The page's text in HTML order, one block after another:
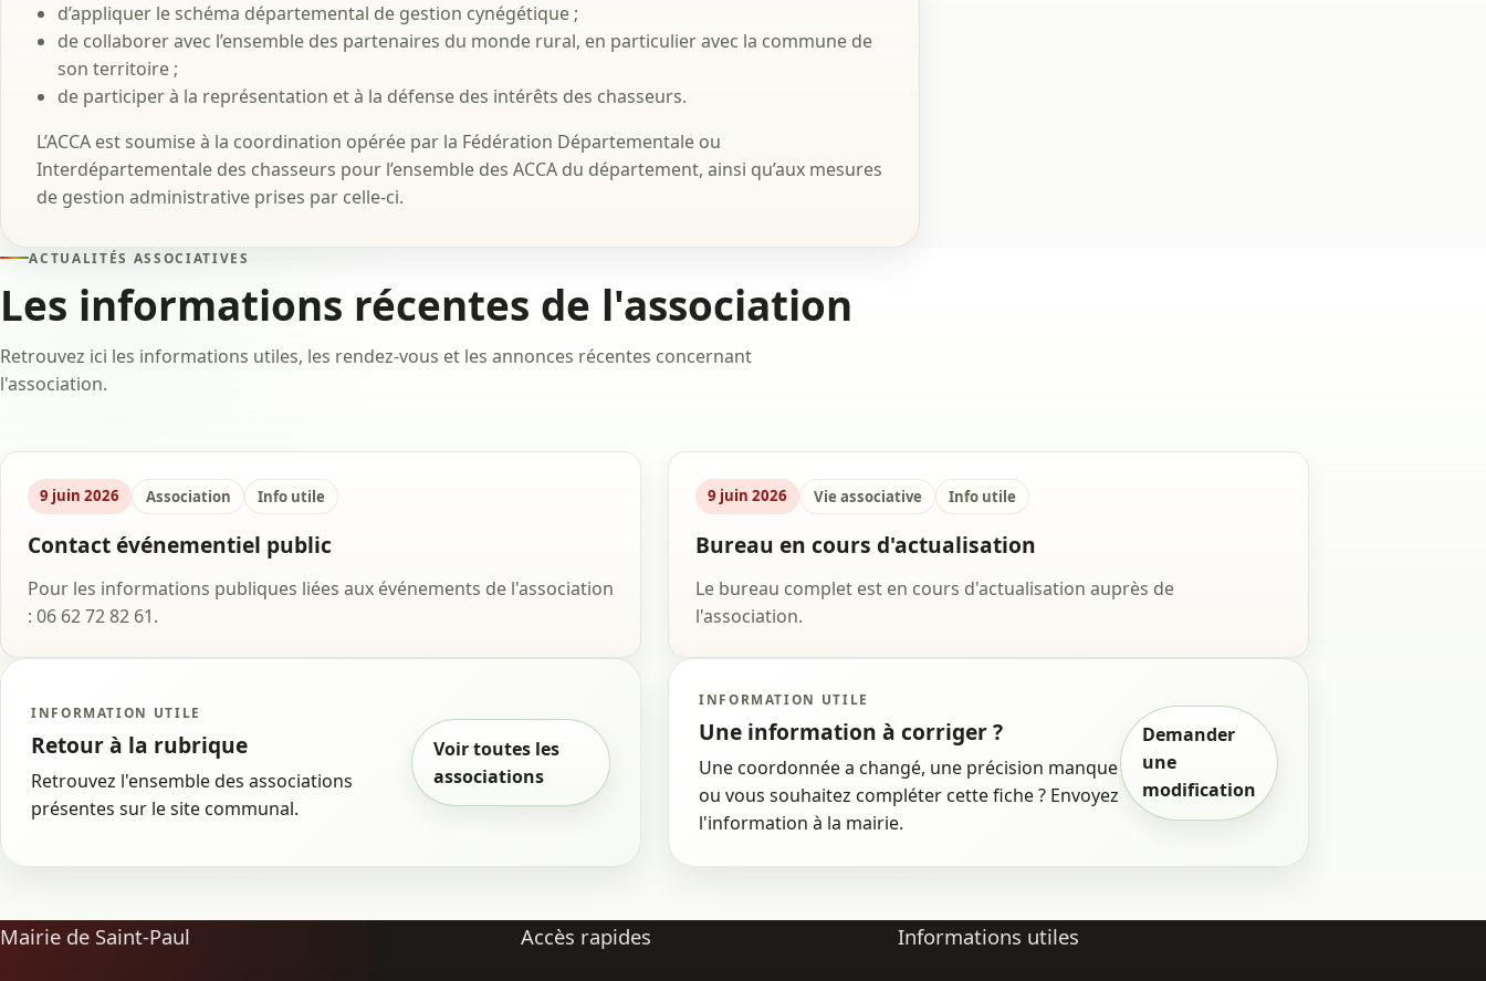
d’appliquer le schéma départemental de gestion cynégétique ;
de collaborer avec l’ensemble des partenaires du monde rural, en particulier avec la commune de
son territoire ;
de participer à la représentation et à la défense des intérêts des chasseurs.
L’ACCA est soumise à la coordination opérée par la Fédération Départementale ou
Interdépartementale des chasseurs pour l’ensemble des ACCA du département, ainsi qu’aux mesures
de gestion administrative prises par celle-ci.
ACTUALITÉS ASSOCIATIVES
Les informations récentes de l'association
Retrouvez ici les informations utiles, les rendez-vous et les annonces récentes concernant
l'association.
9 juin 2026 Association Info utile
Contact événementiel public
Pour les informations publiques liées aux événements de l'association
: 06 62 72 82 61.
9 juin 2026 Vie associative Info utile
Bureau en cours d'actualisation
Le bureau complet est en cours d'actualisation auprès de
l'association.
INFORMATION UTILE
Retour à la rubrique
Retrouvez l'ensemble des associations
présentes sur le site communal.
Voir toutes les
associations
INFORMATION UTILE
Une information à corriger ?
Une coordonnée a changé, une précision manque
ou vous souhaitez compléter cette fiche ? Envoyez
l'information à la mairie.
Demander
une
modification
Mairie de Saint-Paul Accès rapides Informations utiles